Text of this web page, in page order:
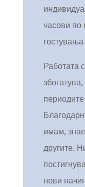
часови по
Работата
имам,
другите.
нови